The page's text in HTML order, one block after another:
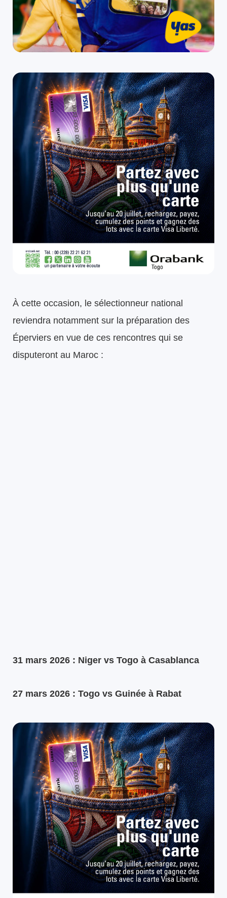
À cette occasion, le sélectionneur national
reviendra notamment sur la préparation des
Éperviers en vue de ces rencontres qui se
disputeront au Maroc :
31 mars 2026 : Niger vs Togo à Casablanca
27 mars 2026 : Togo vs Guinée à Rabat